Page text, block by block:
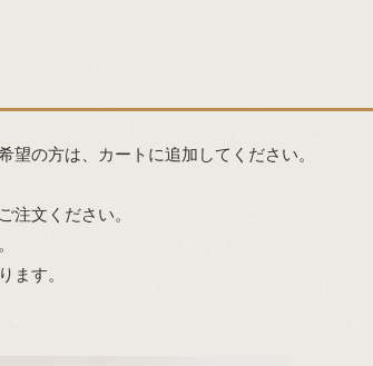
望の方は、カートに追加してください。
注文ください。
ます。